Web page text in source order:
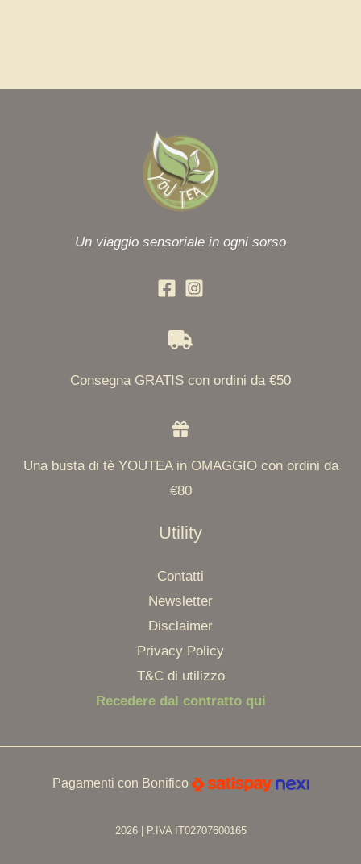
Un viaggio sensoriale in ogni sorso
Consegna GRATIS con ordini da €50
Una busta di tè YOUTEA in OMAGGIO con ordini da
€80
Utility
Contatti
Newsletter
Disclaimer
Privacy Policy
T&C di utilizzo
Recedere dal contratto qui
Pagamenti con Bonifico
2026 | P.IVA IT02707600165